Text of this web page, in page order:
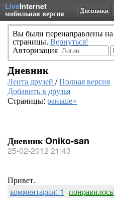
LiveInternet
мобильная версия Дневники
Вы были перенаправлены
страницы. Вернуться!
Авторизация
Дневник
Лента друзей /Полная версия
Добавить в друзья
Страницы: раньше»
Дневник Oniko-san
25-02-2012 21:43
Привет.
комментарии: 1 понравилось!